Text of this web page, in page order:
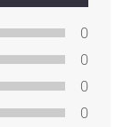
0
0
0
0